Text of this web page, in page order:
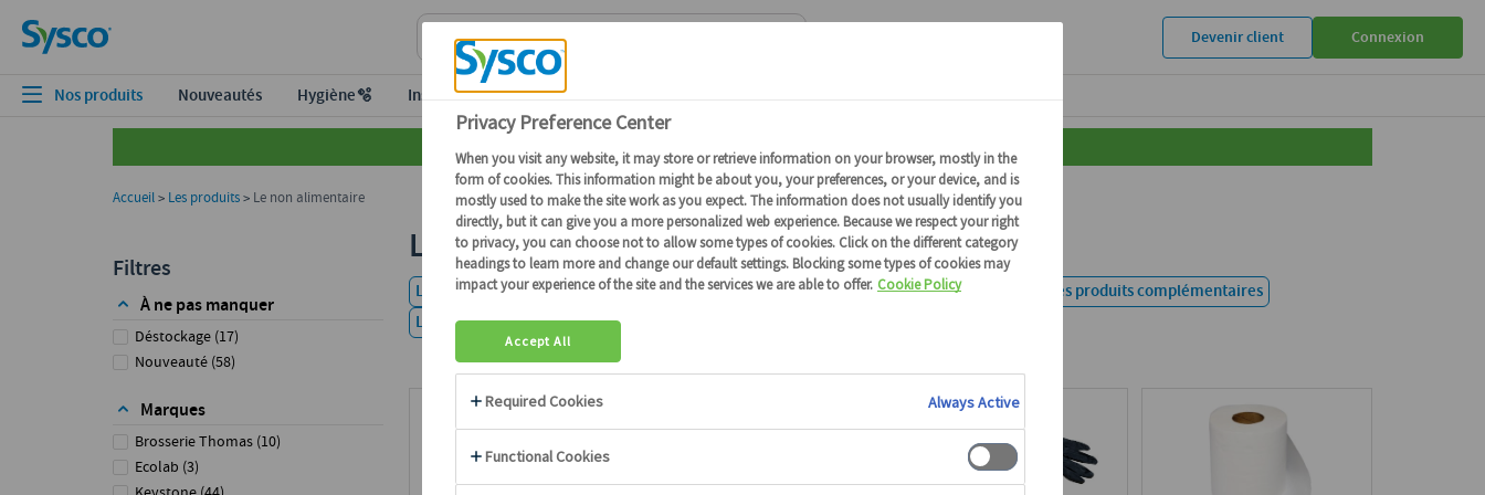
Devenir client Connexion
Nos produits Nouveautés Hygiène🫧 Inspiration
Connectez-vous devenez client pour obtenir plus de détails
Accueil> Les produits> Le non alimentaire
Filtres
À ne pas manquer
Déstockage (17)
Nouveauté (58)
Marques
Brosserie Thomas (10)
Ecolab (3)
Le non alimentaire 271 produits
La vente à emporter La protection des aliments L'hygiène, l'entretien et le nettoyage
Les produits complémentaires
Les consommables hotellerie